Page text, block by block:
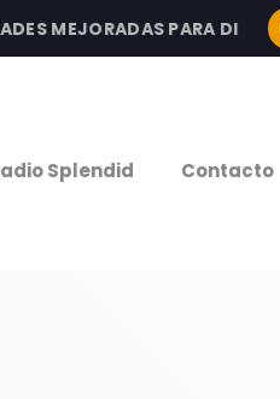
MEJORADAS PARA
Splendid Contacto